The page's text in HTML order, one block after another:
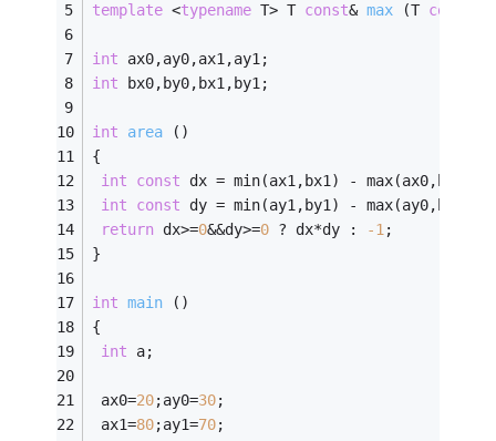
template <typename T> T const& max (T const
int ax0,ay0,ax1,ay1;
int bx0,by0,bx1,by1;
int area
()
{
int
const dx = min(ax1,bx1) - max(ax0,bx0);
int
const dy = min(ay1,by1) - max(ay0,by0);
return dx>=0&&dy>=0 ? dx*dy : -1;
}
int main
()
{
int a;
ax0=20;ay0=30;
ax1=80;ay1=70;